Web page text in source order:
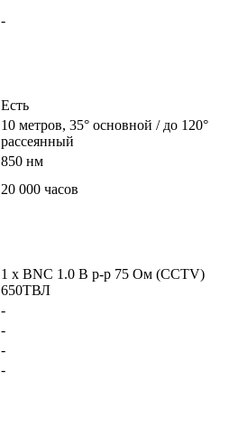
-
Есть
10 метров, 35° основной / до 120°
рассеянный
850 нм
20 000 часов
1 x BNC 1.0 В р-р 75 Ом (CCTV)
650ТВЛ
-
-
-
-